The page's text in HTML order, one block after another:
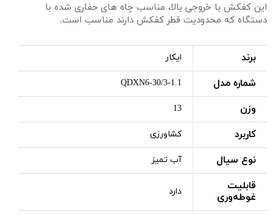
این کفکش با خروجی بالا، مناسب چاه های حفاری شده با
دستگاه که محدودیت قطر کفکش دارند مناسب است.
برند ایکار
شماره مدل QDXN6-30/3-1.1
وزن 13
کاربرد کشاورزی
نوع سیال آب تمیز
قابلیت
غوطه‌وری
دارد